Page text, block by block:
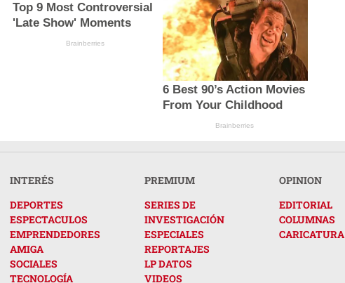
Top 9 Most Controversial
'Late Show' Moments
Brainberries
6 Best 90’s Action Movies
From Your Childhood
Brainberries
INTERÉS
DEPORTES
ESPECTACULOS
EMPRENDEDORES
AMIGA
SOCIALES
TECNOLOGÍA
PREMIUM
SERIES DE
INVESTIGACIÓN
ESPECIALES
REPORTAJES
LP DATOS
VIDEOS
OPINION
EDITORIAL
COLUMNAS
CARICATURA